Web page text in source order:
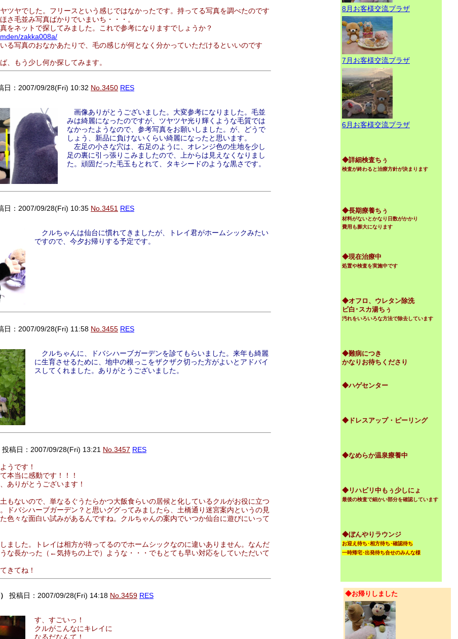
ツヤでした。フリースという感じではなかったです。持ってる写真を調べたのです
さ毛並み写真ばかりでいまいち・・・。
をネットで探してみました。これで参考になりますでしょうか？
zakka008a/
る写真のおなかあたりで、毛の感じが何となく分かっていただけるといいのです
、もう少し何か探してみます。
日：2007/09/28(Fri) 10:32 No.3450 RES
画像ありがとうございました。大変参考になりました。毛並
みは綺麗になったのですが、ツヤツヤ光り輝くような毛質では
なかったようなので、参考写真をお願いしました。が、どうで
しょう、新品に負けないくらい綺麗になったと思います。
左足の小さな穴は、右足のように、オレンジ色の生地を少し
足の裏に引っ張りこみましたので、上からは見えなくなりまし
た。頑固だった毛玉もとれて、タキシードのような黒さです。
日：2007/09/28(Fri) 10:35 No.3451 RES
クルちゃんは仙台に慣れてきましたが、トレイ君がホームシックみたい
ですので、今夕お帰りする予定です。
日：2007/09/28(Fri) 11:58 No.3455 RES
クルちゃんに、ドバシハーブガーデンを診てもらいました。来年も綺麗
に生育させるために、地中の根っこをザクザク切った方がよいとアドバイ
スしてくれました。ありがとうございました。
投稿日：2007/09/28(Fri) 13:21 No.3457 RES
うです！
本当に感動です！！！
ありがとうございます！
もないので、単なるぐうたらかつ大飯食らいの居候と化しているクルがお役に立つ
ドバシハーブガーデン？と思いググってみましたら、土橋通り迷宮案内というの見
色々な面白い試みがあるんですね。クルちゃんの案内でいつか仙台に遊びにいって
ました。トレイは相方が待ってるのでホームシックなのに違いありません。なんだ
な長かった（←気持ちの上で）ような・・・でもとても早い対応をしていただいて
きてね！
投稿日：2007/09/28(Fri) 14:18 No.3459 RES
す、すごいっ！
クルがこんなにキレイに
なるだなんて！
8月お客様交流プラザ
7月お客様交流プラザ
6月お客様交流プラザ
◆詳細検査ちぅ
検査が終わると治療方針が決まります
◆長期療養ちぅ
材料がないとかなり日数がかかり
費用も膨大になります
◆現在治療中
処置や検査を実施中です
◆オフロ、ウレタン除洗
ビ白･スカ湯ちぅ
汚れをいろいろな方法で除去しています
◆難病につき
かなりお待ちくださり
◆ハゲセンター
◆ドレスアップ・ピーリング
◆なめらか温泉療養中
◆リハビリ中もぅ少しにょ
最後の検査で細かい部分を確認しています
◆ぼんやりラウンジ
お迎え待ち･相方待ち･確認待ち
一時帰宅･出発待ち合せのみんな様
◆お帰りしました